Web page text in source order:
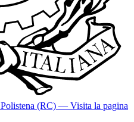
Polistena (RC) — Visita la pagina